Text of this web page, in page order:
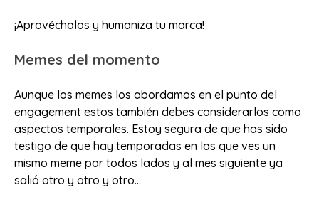
¡Aprovéchalos y humaniza tu marca!
Memes del momento
Aunque los memes los abordamos en el punto del
engagement estos también debes considerarlos como
aspectos temporales. Estoy segura de que has sido
testigo de que hay temporadas en las que ves un
mismo meme por todos lados y al mes siguiente ya
salió otro y otro y otro…